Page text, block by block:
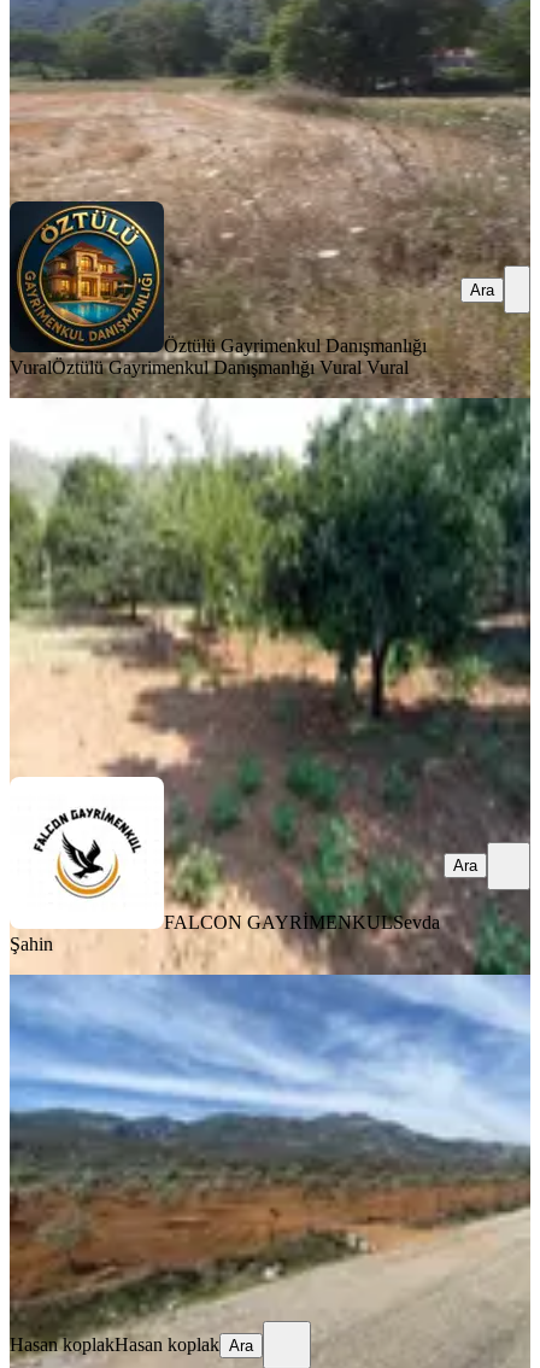
Öztülü Gayrimenkul Danışmanlığı VuralÖztülü Gayrimenkul
Danışmanlığı Vural Vural
Ara
Öztülü Gayrimenkul Danışmanlığı
VuralÖztülü Gayrimenkul Danışmanlığı Vural Vural
Ara
Falcon Dan Yanıklar Da 1367m²
Müstakil Tapu
Fethiye, Yanıklar Mahallesi
1367 m²·10.973/m²· 03.07.2025
15.000.000 ₺18.000.000 ₺
FALCON GAYRİMENKUL Sevda Şahin
FALCON GAYRİMENKULSevda
Şahin
Ara
Sahibinden Fethiye Gökben’de Ana
Yola Sıfır Müstakil Tarla 5807 M2
Kaçırmayın
Fethiye, Gökben Mahallesi
5807 m²
2.325/m²· 16.05.2026
13.500.000 ₺
Hasan koplakHasan koplak
Ara
Hasan koplakHasan koplak Ara